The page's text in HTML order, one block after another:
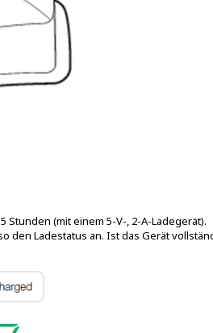
(mit einem 5-V-, 2-A-Ladegerät).
den Ladestatus an. Ist das Gerät